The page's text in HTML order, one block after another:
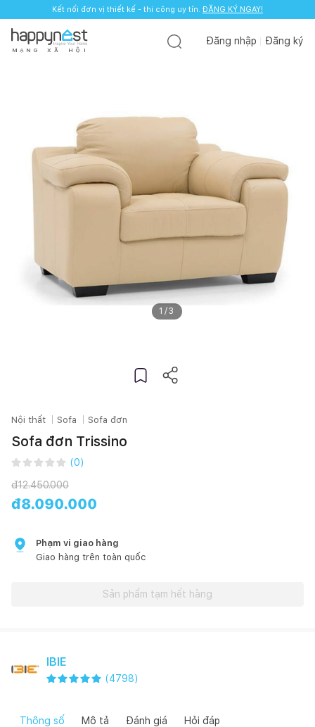
Kết nối đơn vị thiết kế - thi công uy tín. ĐĂNG KÝ NGAY!
M Ạ N G X Ã H Ộ I
Đăng nhập Đăng ký
1 /3
Nội thất Sofa Sofa đơn
Sofa đơn Trissino
(0)
đ12.450.000
đ8.090.000
Phạm vi giao hàng
Giao hàng trên toàn quốc
Sản phẩm tạm hết hàng
IBIE
(4798)
Thông số Mô tả Đánh giá Hỏi đáp